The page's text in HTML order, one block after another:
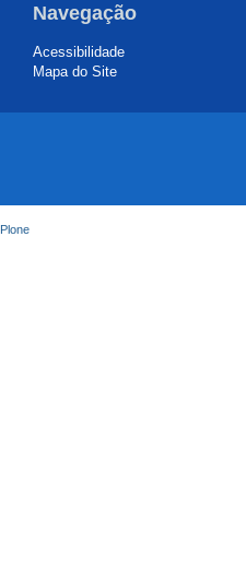
Navegação
Acessibilidade
Mapa do Site
Plone